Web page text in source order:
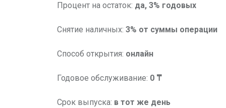
Процент на остаток: да, 3% годовых
Снятие наличных: 3% от суммы операции
Способ открытия: онлайн
Годовое обслуживание: 0 ₸
Срок выпуска: в тот же день